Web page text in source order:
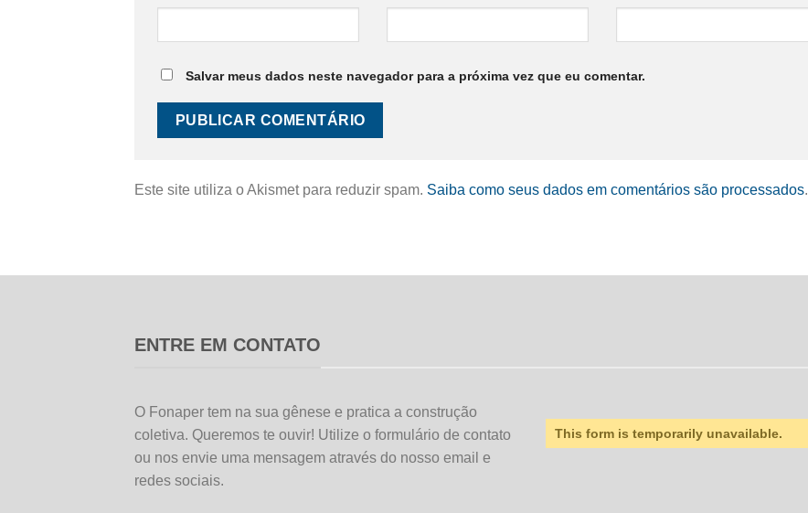
Salvar meus dados neste navegador para a próxima vez que eu comentar.
Este site utiliza o Akismet para reduzir spam. Saiba como seus dados em comentários são processados.
ENTRE EM CONTATO
O Fonaper tem na sua gênese e pratica a construção
coletiva. Queremos te ouvir! Utilize o formulário de contato
ou nos envie uma mensagem através do nosso email e
redes sociais.
This form is temporarily unavailable.